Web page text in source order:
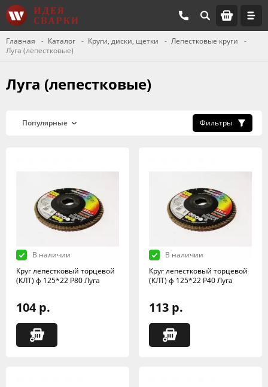
Главная Каталог Круги, диски, щетки
Лепестковые круги
Луга (лепестковые)
Луга (лепестковые)
Фильтры
В наличии
Круг лепестковый торцевой
(КЛТ) ф 125*22 Р80 Луга
104 р.
В наличии
Круг лепестковый торцевой
(КЛТ) ф 125*22 Р40 Луга
113 р.